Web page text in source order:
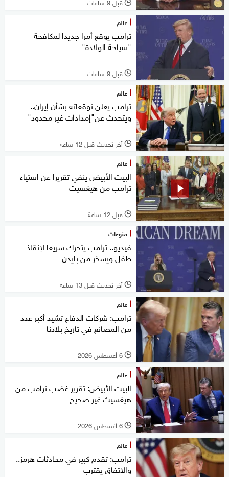
l
عالم
ترامب يوقع أمرا جديدا لمكافحة
"سياحة الولادة"
l قبل 9 ساعات
عالم
ترامب يعلن توقعاته بشأن إيران..
ويتحدث عن"إمدادات غير محدود"
l آخر تحديث قبل 12 ساعة
عالم
البيت الأبيض ينفي تقريرا عن استياء
ترامب من هيغسيث
l قبل 12 ساعة
منوعات
فيديو.. ترامب يتحرك سريعا لإنقاذ
طفل ويسخر من بايدن
l آخر تحديث قبل 13 ساعة
عالم
ترامب: شركات الدفاع تشيد أكبر عدد
من المصانع في تاريخ بلادنا
l 6 أغسطس 2026
عالم
البيت الأبيض: تقرير غضب ترامب من
هيغسيث غير صحيح
l 6 أغسطس 2026
عالم
ترامب: تقدم كبير في محادثات هرمز..
والاتفاق يقترب